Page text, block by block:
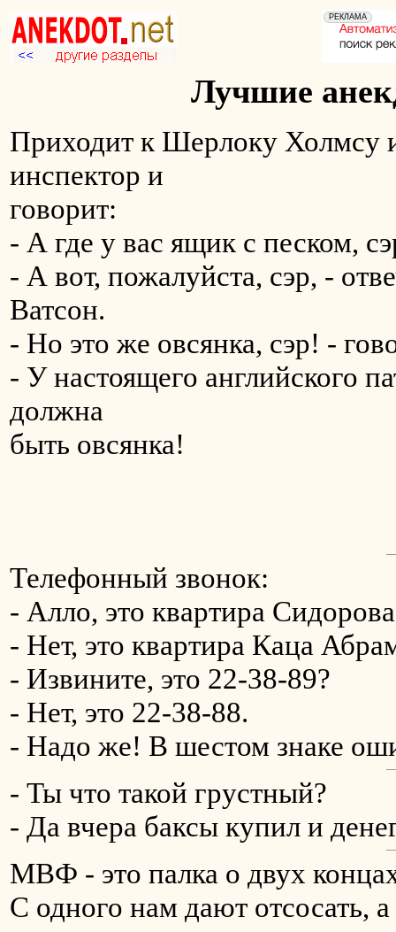
Лучшие
Приходит к Шерлоку Холмсу
инспектор и
говорит:
- А где у вас ящик с песком,
- А вот, пожалуйста, сэр, -
Ватсон.
- Но это же овсянка, сэр! -
- У настоящего английского
должна
быть овсянка!
Телефонный звонок:
- Алло, это квартира
- Нет, это квартира Каца
- Извините, это 22-38-89?
- Нет, это 22-38-88.
- Надо же! В шестом знаке
- Ты что такой грустный?
- Да вчера баксы купил и
МВФ - это палка о двух
С одного нам дают отсосать,